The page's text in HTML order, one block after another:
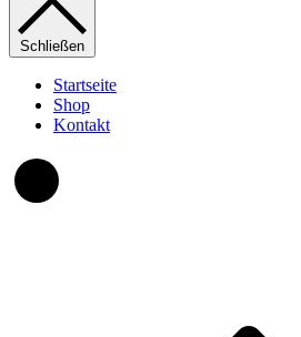
Schließen
Startseite
Shop
Kontakt